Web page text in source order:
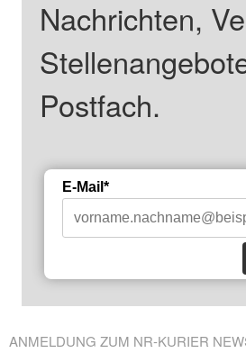
Nachrichten,
Postfach.
E-Mail*
ANMELDUNG ZUM NR-KURIER